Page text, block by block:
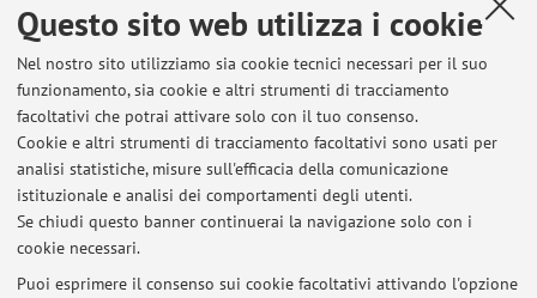
Questo sito web utilizza i cookie
Nel nostro sito utilizziamo sia cookie tecnici necessari per il suo
funzionamento, sia cookie e altri strumenti di tracciamento
facoltativi che potrai attivare solo con il tuo consenso.
Cookie e altri strumenti di tracciamento facoltativi sono usati per
analisi statistiche, misure sull'efficacia della comunicazione
istituzionale e analisi dei comportamenti degli utenti.
Se chiudi questo banner continuerai la navigazione solo con i
cookie necessari.
Puoi esprimere il consenso sui cookie facoltativi attivando l'opzione
Dipartimento di Matematica
Piazza di Porta S.Donato 5, Bologna - Vai alla mappa
Risorse in rete
ORCID